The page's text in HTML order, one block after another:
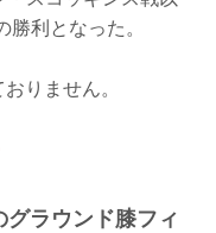
利となった。
りません。
ラウンド膝フィ